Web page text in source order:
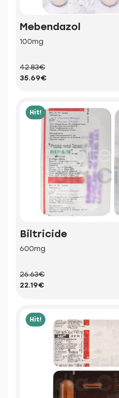
Mebendazol
100mg
42.83€
35.69€
Hit!
Biltricide
600mg
26.63€
22.19€
Hit!